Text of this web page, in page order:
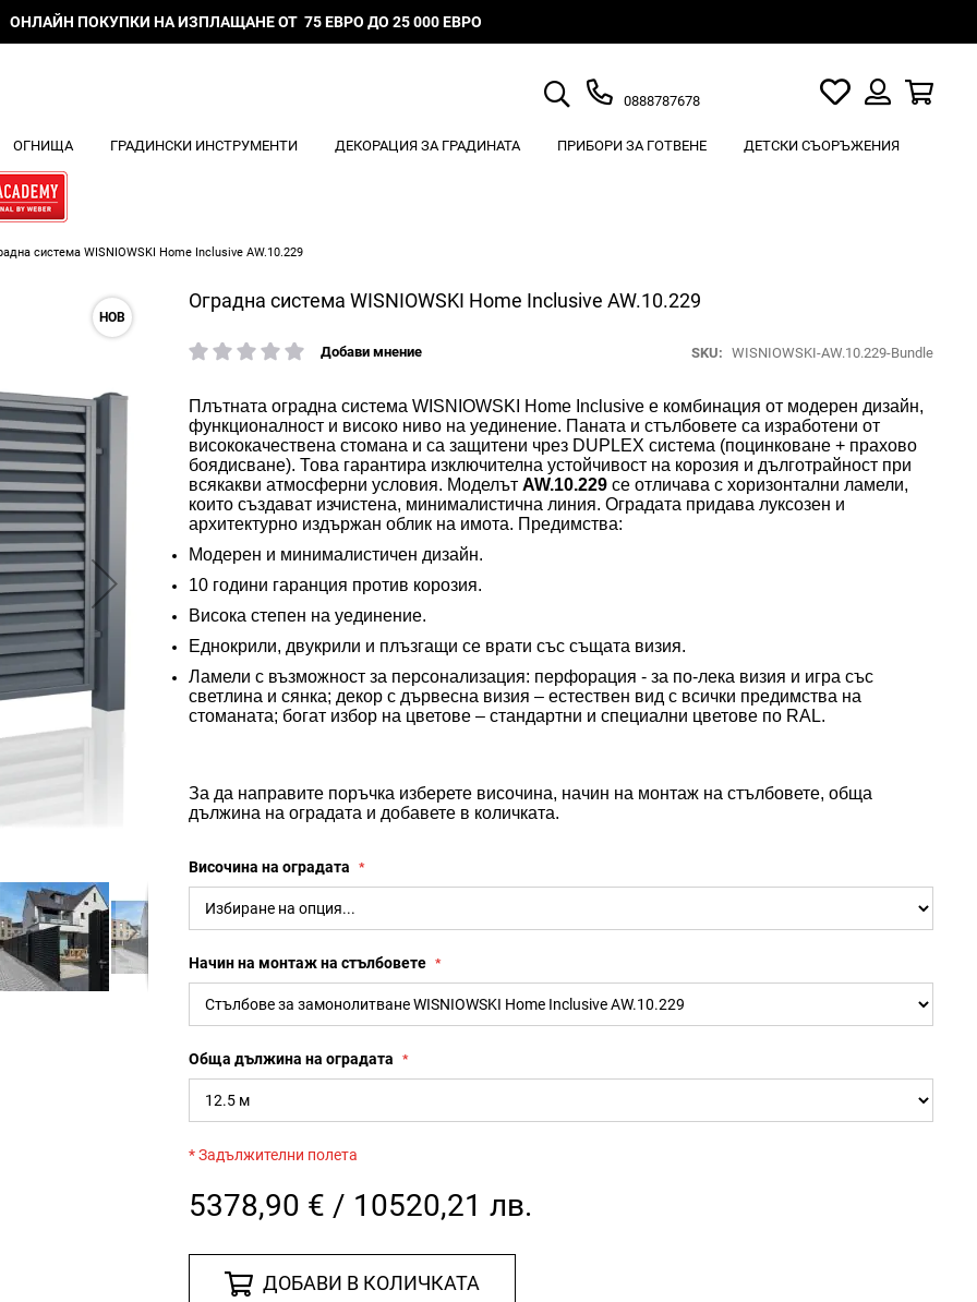
ОНЛАЙН ПОКУПКИ НА ИЗПЛАЩАНЕ ОТ 75 ЕВРО ДО 25 000 ЕВРО
Търсене
0888787678
Моят
списък
любими
ОГНИЩА ГРАДИНСКИ ИНСТРУМЕНТИ ДЕКОРАЦИЯ ЗА ГРАДИНАТА ПРИБОРИ ЗА ГОТВЕНЕ ДЕТСКИ СЪОРЪЖЕНИЯ
система WISNIOWSKI Home Inclusive AW.10.229
Оградна система WISNIOWSKI Home Inclusive AW.10.229
рейтинг:
Добави мнение SKU WISNIOWSKI-AW.10.229-Bundle
Плътната оградна системаWISNIOWSKI Home Inclusiveе комбинация от модерен дизайн,
функционалност и високо ниво на уединение. Паната и стълбовете са изработениот
висококачествена стомана исазащитени чрез DUPLEX система (поцинковане + прахово
боядисване). Това гарантира изключителна устойчивост на корозия и дълготрайност при
всякакви атмосферни условия. МоделътAW.10.229 се отличава схоризонтални ламели,
които създават изчистена, минималистична линия. Оградата придава луксозен и
архитектурно издържан облик на имота. Предимства:
Модерен и минималистичен дизайн.
10 години гаранция против корозия.
Висока степен на уединение.
Еднокрили, двукрили и плъзгащи се врати със същата визия.
Ламели с възможност за персонализация: перфорация -за по-лека визия и игра със
светлина и сянка; декор с дървесна визия – естествен вид с всички предимства на
стоманата; богат избор на цветове – стандартни и специални цветове по RAL.
За да направите поръчка изберете височина, начин на монтаж на стълбовете, обща
дължина на оградата и добавете в количката.
Височина на оградата
Начин на монтаж на стълбовете
Обща дължина на оградата
* Задължителни полета
5378,90 € / 10520,21 лв.
ДОБАВИ В КОЛИЧКАТА
НОВ